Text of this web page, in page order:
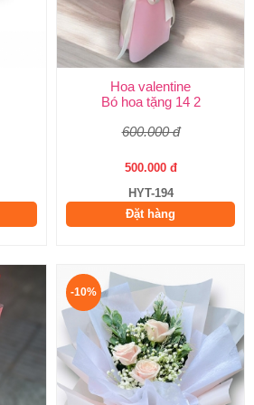
Hoa valentine
Bó hoa tặng 14 2
600.000 đ
500.000 đ
HYT-194
Đặt hàng
-10%